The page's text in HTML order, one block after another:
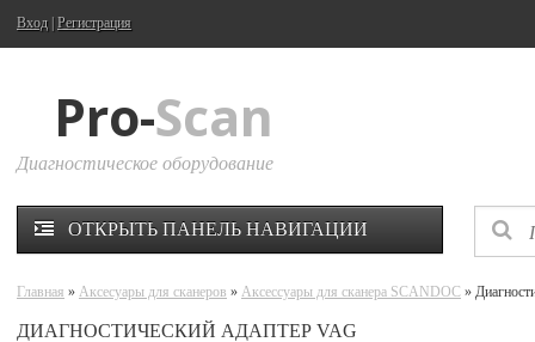
Вход Регистрация
Pro-Scan
Диагностическое оборудование
ОТКРЫТЬ ПАНЕЛЬ НАВИГАЦИИ
Главная » Аксесуары для сканеров » Аксессуары для сканера SCANDOC »
ДИАГНОСТИЧЕСКИЙ АДАПТЕР VAG